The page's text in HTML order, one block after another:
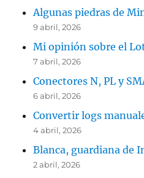
Algunas piedras de
9 abril, 2026
Mi opinión sobre el
7 abril, 2026
Conectores N, PL y
6 abril, 2026
Convertir logs
4 abril, 2026
Blanca, guardiana de
2 abril, 2026